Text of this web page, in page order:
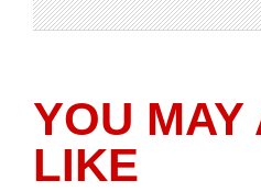
YOU MAY
LIKE